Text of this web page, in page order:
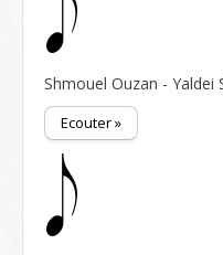
Shmouel Ouzan - Yaldei
Ecouter »